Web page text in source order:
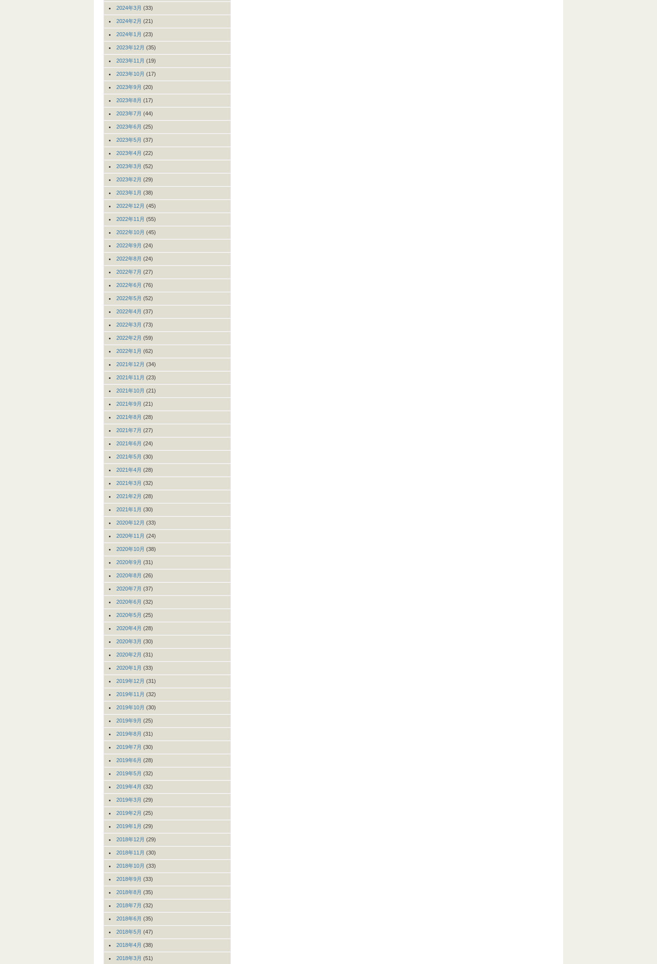
2024年3月 (33)
2024年2月 (21)
2024年1月 (23)
2023年12月 (35)
2023年11月 (19)
2023年10月 (17)
2023年9月 (20)
2023年8月 (17)
2023年7月 (44)
2023年6月 (25)
2023年5月 (37)
2023年4月 (22)
2023年3月 (52)
2023年2月 (29)
2023年1月 (38)
2022年12月 (45)
2022年11月 (55)
2022年10月 (45)
2022年9月 (24)
2022年8月 (24)
2022年7月 (27)
2022年6月 (76)
2022年5月 (52)
2022年4月 (37)
2022年3月 (73)
2022年2月 (59)
2022年1月 (62)
2021年12月 (34)
2021年11月 (23)
2021年10月 (21)
2021年9月 (21)
2021年8月 (28)
2021年7月 (27)
2021年6月 (24)
2021年5月 (30)
2021年4月 (28)
2021年3月 (32)
2021年2月 (28)
2021年1月 (30)
2020年12月 (33)
2020年11月 (24)
2020年10月 (38)
2020年9月 (31)
2020年8月 (26)
2020年7月 (37)
2020年6月 (32)
2020年5月 (25)
2020年4月 (28)
2020年3月 (30)
2020年2月 (31)
2020年1月 (33)
2019年12月 (31)
2019年11月 (32)
2019年10月 (30)
2019年9月 (25)
2019年8月 (31)
2019年7月 (30)
2019年6月 (28)
2019年5月 (32)
2019年4月 (32)
2019年3月 (29)
2019年2月 (25)
2019年1月 (29)
2018年12月 (29)
2018年11月 (30)
2018年10月 (33)
2018年9月 (33)
2018年8月 (35)
2018年7月 (32)
2018年6月 (35)
2018年5月 (47)
2018年4月 (38)
2018年3月 (51)